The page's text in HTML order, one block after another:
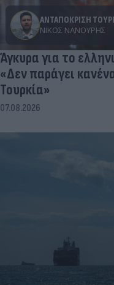
ΑΝΤΑΠΟΚΡΙΣΗ
ΝΊΚΟΣ ΝΑΝΟΎΡΗΣ
Άγκυρα για το
«Δεν παράγει
Τουρκία»
07.08.2026